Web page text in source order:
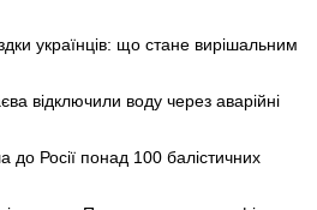
українців: що стане вирішальним
відключили воду через аварійні
до Росії понад 100 балістичних